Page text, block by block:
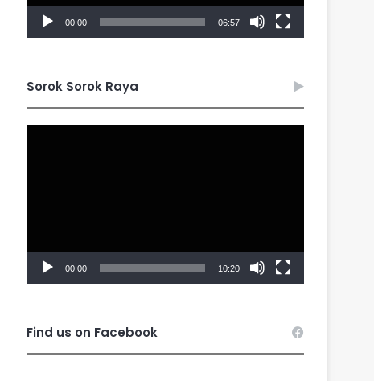
00:00 06:57
Sorok Sorok Raya
00:00 10:20
Find us on Facebook